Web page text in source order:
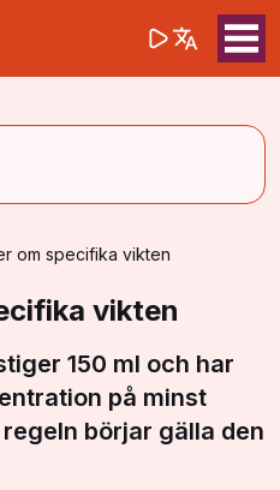
Sök på(opens in a
om specifika vikten
vikten
150 ml och har
på minst
börjar gälla den